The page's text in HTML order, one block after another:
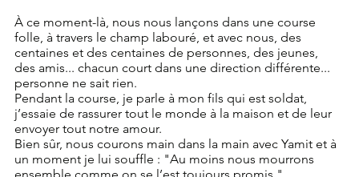
À ce moment-là, nous nous lançons dans une course
folle, à travers le champ labouré, et avec nous, des
centaines et des centaines de personnes, des jeunes,
des amis... chacun court dans une direction différente...
personne ne sait rien.
Pendant la course, je parle à mon fils qui est soldat,
j’essaie de rassurer tout le monde à la maison et de leur
envoyer tout notre amour.
Bien sûr, nous courons main dans la main avec Yamit et à
un moment je lui souffle : "Au moins nous mourrons